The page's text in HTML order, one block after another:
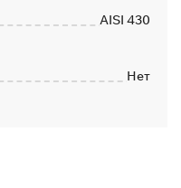
AISI 430
Нет